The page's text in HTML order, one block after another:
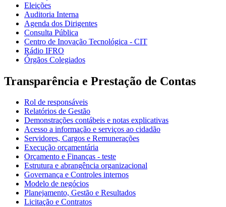
Eleições
Auditoria Interna
Agenda dos Dirigentes
Consulta Pública
Centro de Inovação Tecnológica - CIT
Rádio IFRO
Órgãos Colegiados
Transparência e Prestação de Contas
Rol de responsáveis
Relatórios de Gestão
Demonstrações contábeis e notas explicativas
Acesso a informação e serviços ao cidadão
Servidores, Cargos e Remunerações
Execução orçamentária
Orçamento e Finanças - teste
Estrutura e abrangência organizacional
Governança e Controles internos
Modelo de negócios
Planejamento, Gestão e Resultados
Licitação e Contratos